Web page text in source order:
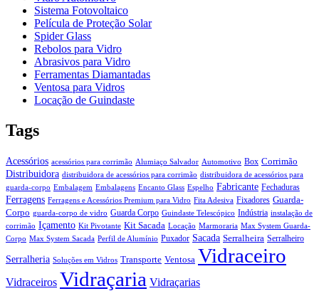
Sistema Fotovoltaico
Película de Proteção Solar
Spider Glass
Rebolos para Vidro
Abrasivos para Vidro
Ferramentas Diamantadas
Ventosa para Vidros
Locação de Guindaste
Tags
Acessórios acessórios para corrimão Alumiaço Salvador Automotivo Box Corrimão
Distribuidora distribuidora de acessórios para corrimão distribuidora de acessórios para
guarda-corpo Embalagem Embalagens Encanto Glass Espelho Fabricante Fechaduras
Ferragens Ferragens e Acessórios Premium para Vidro Fita Adesiva Fixadores Guarda-
Corpo guarda-corpo de vidro Guarda Corpo Guindaste Telescópico Indústria instalação de
corrimão Içamento Kit Pivotante Kit Sacada Locação Marmoraria Max System Guarda-
Corpo Max System Sacada Perfil de Alumínio Puxador Sacada Serralheira Serralheiro
Serralheria Soluções em Vidros Transporte Ventosa Vidraceiro
Vidraceiros Vidraçaria Vidraçarias